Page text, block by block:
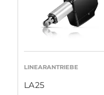
LINEARANTRIEBE
LA25